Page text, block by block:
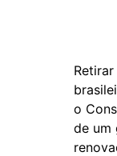
o
de um